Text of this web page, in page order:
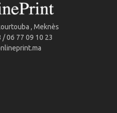
, Meknès
/ 06 77 09 10 23